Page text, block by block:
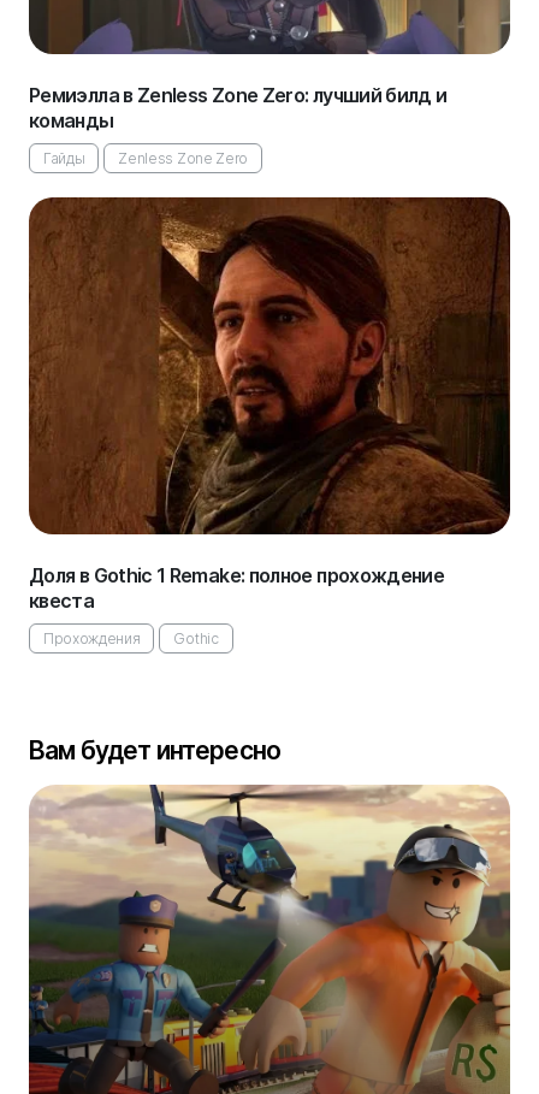
Ремиэлла в Zenless Zone Zero: лучший билд и
команды
Гайды Zenless Zone Zero
Доля в Gothic 1 Remake: полное прохождение
квеста
Прохождения Gothic
Вам будет интересно